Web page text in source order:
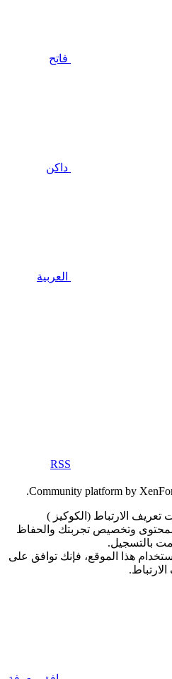
فاتح
داكن
العربية
RSS
Community platform by
تعريف الارتباط (الكوكيز )
وتخصيص تجربتك والحفاظ
بالتسجيل.
هذا الموقع، فإنك توافق على